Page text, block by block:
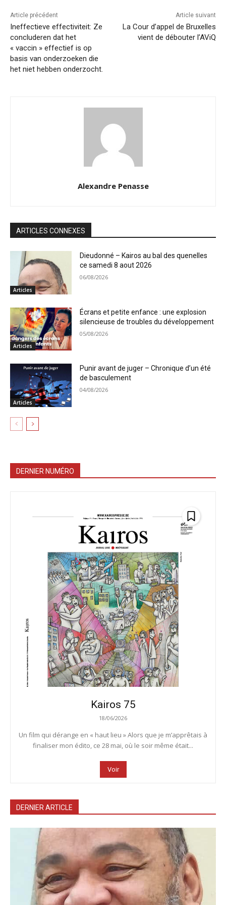
Article précédent
Ineffectieve effectiviteit: Ze
concluderen dat het
« vaccin » effectief is op
basis van onderzoeken die
het niet hebben onderzocht.
Article suivant
La Cour d’appel de Bruxelles
vient de débouter l’AViQ
Alexandre Penasse
ARTICLES CONNEXES
Articles
Dieudonné – Kairos au bal des quenelles
ce samedi 8 aout 2026
06/08/2026
Articles
Écrans et petite enfance : une explosion
silencieuse de troubles du développement
05/08/2026
Articles
Punir avant de juger – Chronique d’un été
de basculement
04/08/2026
DERNIER NUMÉRO
Kairos 75
18/06/2026
Un film qui dérange en « haut lieu » Alors que je m’apprêtais à
finaliser mon édito, ce 28 mai, où le soir même était...
Voir
DERNIER ARTICLE